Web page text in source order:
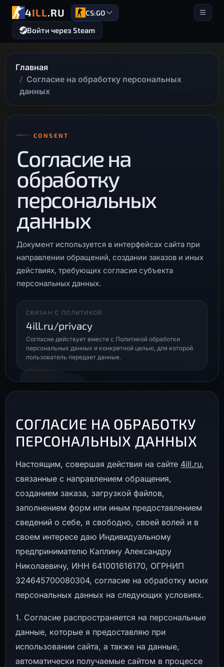
4ILL.RU CS:GO
Войти через Steam
Главная
Согласие на обработку персональных
данных
CONSENT
Согласие на
обработку
персональных
данных
Документ используется в интерфейсах сайта при
направлении обращений, создании заказов и иных
действиях, требующих согласия субъекта
персональных данных.
СВЯЗАН С ПОЛИТИКОЙ
4ill.ru/privacy
Согласие действует вместе с Политикой обработки
персональных данных и конкретной целью, для которой
пользователь передает данные.
СОГЛАСИЕ НА ОБРАБОТКУ
ПЕРСОНАЛЬНЫХ ДАННЫХ
Настоящим, совершая действия на сайте 4ill.ru,
связанные с направлением обращения,
созданием заказа, загрузкой файлов,
заполнением форм или иным предоставлением
сведений о себе, я свободно, своей волей и в
своем интересе даю Индивидуальному
предпринимателю Каплину Александру
Николаевичу, ИНН 641001616170, ОГРНИП
324645700080304, согласие на обработку моих
персональных данных на следующих условиях.
1. Согласие распространяется на персональные
данные, которые я предоставляю при
использовании сайта, а также на данные,
автоматически получаемые сайтом в процессе